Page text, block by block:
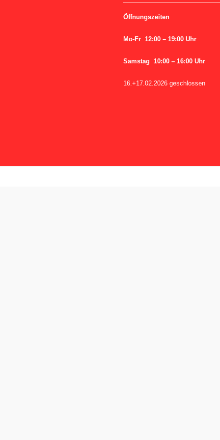
Öffnungszeiten
Mo-Fr 12:00 – 19:00 Uhr
Samstag 10:00 – 16:00 Uhr
16.+17.02.2026 geschlossen